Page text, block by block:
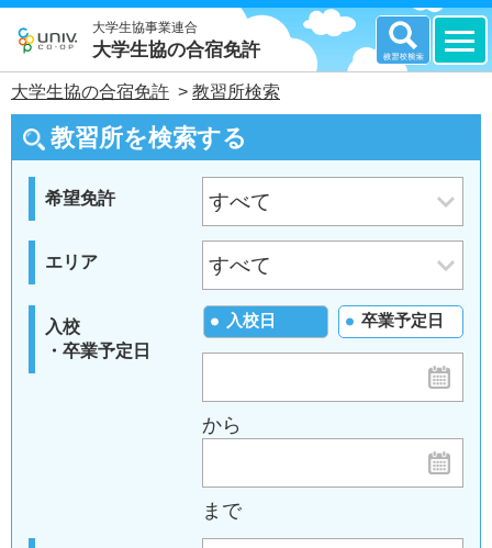
大学生協事業連合
大学生協の合宿免許
大学生協の合宿免許 > 教習所検索
教習所を検索する
希望免許
エリア
入校
・卒業予定日
入校日 卒業予定日
から
まで